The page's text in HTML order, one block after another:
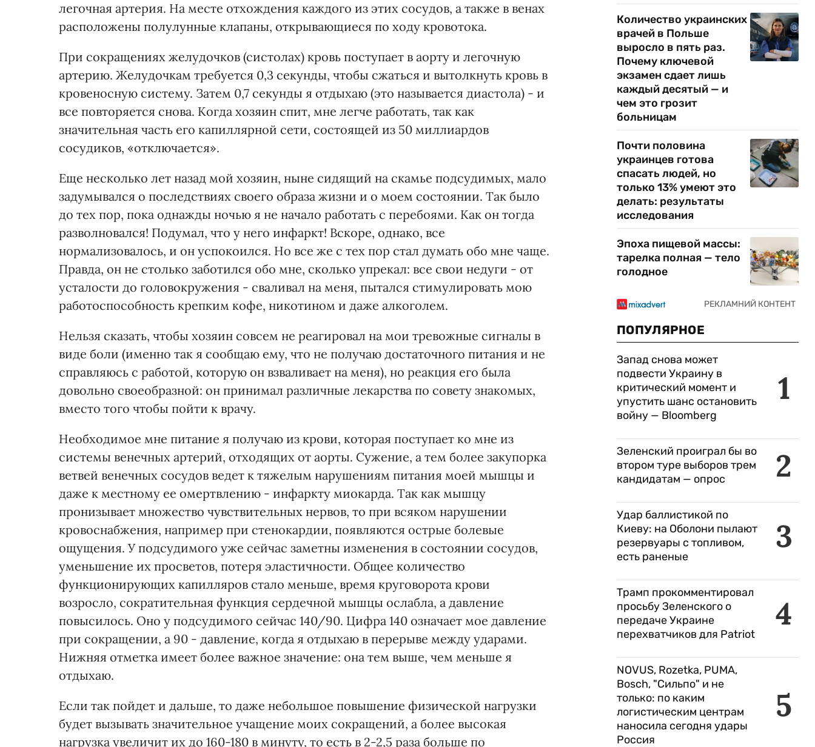
легочная артерия. На месте отхождения каждого из этих сосудов, а также в венах
расположены полулунные клапаны, открывающиеся по ходу кровотока.
При сокращениях желудочков (систолах) кровь поступает в аорту и легочную
артерию. Желудочкам требуется 0,3 секунды, чтобы сжаться и вытолкнуть кровь в
кровеносную систему. Затем 0,7 секунды я отдыхаю (это называется диастола) - и
все повторяется снова. Когда хозяин спит, мне легче работать, так как
значительная часть его капиллярной сети, состоящей из 50 миллиардов
сосудиков, «отключается».
Еще несколько лет назад мой хозяин, ныне сидящий на скамье подсудимых, мало
задумывался о последствиях своего образа жизни и о моем состоянии. Так было
до тех пор, пока однажды ночью я не начало работать с перебоями. Как он тогда
разволновался! Подумал, что у него инфаркт! Вскоре, однако, все
нормализовалось, и он успокоился. Но все же с тех пор стал думать обо мне чаще.
Правда, он не столько заботился обо мне, сколько упрекал: все свои недуги - от
усталости до головокружения - сваливал на меня, пытался стимулировать мою
работоспособность крепким кофе, никотином и даже алкоголем.
Нельзя сказать, чтобы хозяин совсем не реагировал на мои тревожные сигналы в
виде боли (именно так я сообщаю ему, что не получаю достаточного питания и не
справляюсь с работой, которую он взваливает на меня), но реакция его была
довольно своеобразной: он принимал различные лекарства по совету знакомых,
вместо того чтобы пойти к врачу.
Необходимое мне питание я получаю из крови, которая поступает ко мне из
системы венечных артерий, отходящих от аорты. Сужение, а тем более закупорка
ветвей венечных сосудов ведет к тяжелым нарушениям питания моей мышцы и
даже к местному ее омертвлению - инфаркту миокарда. Так как мышцу
пронизывает множество чувствительных нервов, то при всяком нарушении
кровоснабжения, например при стенокардии, появляются острые болевые
ощущения. У подсудимого уже сейчас заметны изменения в состоянии сосудов,
уменьшение их просветов, потеря эластичности. Общее количество
функционирующих капилляров стало меньше, время круговорота крови
возросло, сократительная функция сердечной мышцы ослабла, а давление
повысилось. Оно у подсудимого сейчас 140/90. Цифра 140 означает мое давление
при сокращении, а 90 - давление, когда я отдыхаю в перерыве между ударами.
Нижняя отметка имеет более важное значение: она тем выше, чем меньше я
отдыхаю.
Если так пойдет и дальше, то даже небольшое повышение физической нагрузки
будет вызывать значительное учащение моих сокращений, а более высокая
нагрузка увеличит их до 160-180 в минуту, то есть в 2-2,5 раза больше по
Количество украинских
врачей в Польше
выросло в пять раз.
Почему ключевой
экзамен сдает лишь
каждый десятый — и
чем это грозит
больницам
Почти половина
украинцев готова
спасать людей, но
только 13% умеют это
делать: результаты
исследования
Эпоха пищевой массы:
тарелка полная — тело
голодное
ПОПУЛЯРНОЕ
1
Запад снова может
подвести Украину в
критический момент и
упустить шанс остановить
войну — Bloomberg
2
Зеленский проиграл бы во
втором туре выборов трем
кандидатам — опрос
3
Удар баллистикой по
Киеву: на Оболони пылают
резервуары с топливом,
есть раненые
4
Трамп прокомментировал
просьбу Зеленского о
передаче Украине
перехватчиков для Patriot
5
NOVUS, Rozetka, PUMA,
Bosch, "Сильпо" и не
только: по каким
логистическим центрам
наносила сегодня удары
Россия